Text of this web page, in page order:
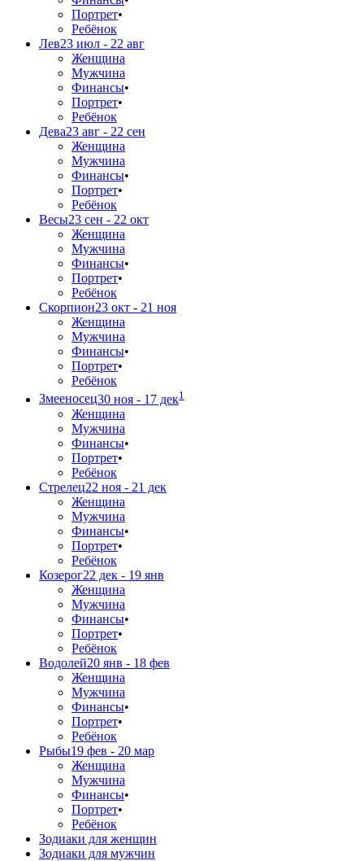
Портрет•
Ребёнок
Лев23 июл - 22 авг
Женщина
Мужчина
Финансы•
Портрет•
Ребёнок
Дева23 авг - 22 сен
Женщина
Мужчина
Финансы•
Портрет•
Ребёнок
Весы23 сен - 22 окт
Женщина
Мужчина
Финансы•
Портрет•
Ребёнок
Скорпион23 окт - 21 ноя
Женщина
Мужчина
Финансы•
Портрет•
Ребёнок
Змееносец30 ноя - 17 дек1
Женщина
Мужчина
Финансы•
Портрет•
Ребёнок
Стрелец22 ноя - 21 дек
Женщина
Мужчина
Финансы•
Портрет•
Ребёнок
Козерог22 дек - 19 янв
Женщина
Мужчина
Финансы•
Портрет•
Ребёнок
Водолей20 янв - 18 фев
Женщина
Мужчина
Финансы•
Портрет•
Ребёнок
Рыбы19 фев - 20 мар
Женщина
Мужчина
Финансы•
Портрет•
Ребёнок
Зодиаки для женщин
Зодиаки для мужчин